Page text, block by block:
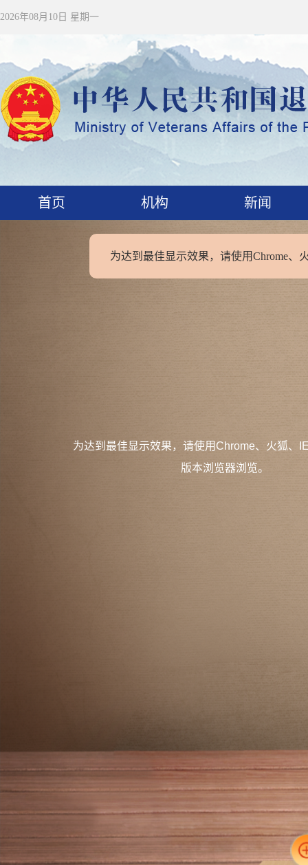
2026年08月10日 星期一
首页 机构 新闻
为达到最佳显示效果，请使用Chrome、
为达到最佳显示效果，请使用Chrome、火狐、
版本浏览器浏览。